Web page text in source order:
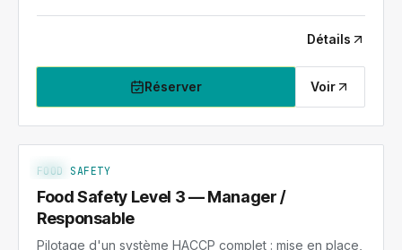
Détails
Réserver Voir
FS-3
FOOD SAFETY
Food Safety Level 3 — Manager /
Responsable
Pilotage d'un système HACCP complet : mise en place,